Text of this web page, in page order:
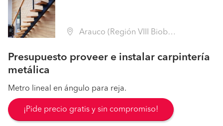
Arauco (Región VIII Biobío - Arauco)
Presupuesto proveer e instalar carpintería
metálica
Metro lineal en ángulo para reja.
¡Pide precio gratis y sin compromiso!